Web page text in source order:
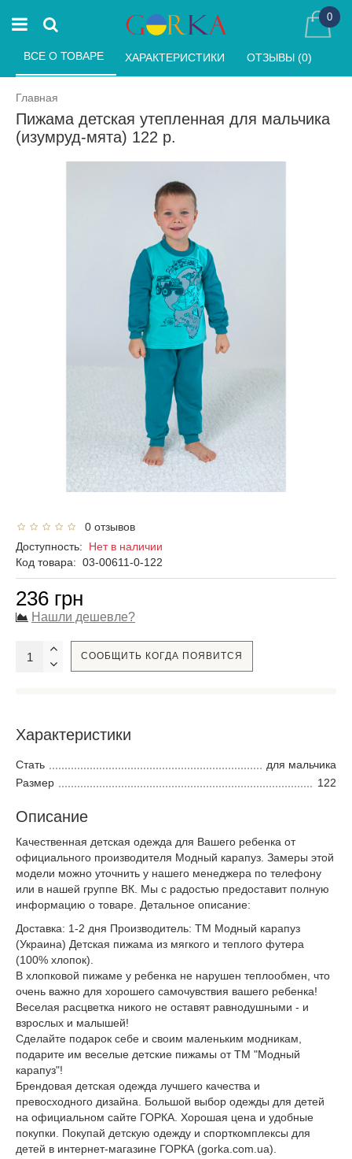
0
Главная
Пижама детская утепленная для мальчика
(изумруд-мята) 122 р.
ВСЕ О ТОВАРЕ ХАРАКТЕРИСТИКИ ОТЗЫВЫ (0)
0 отзывов
Доступность: Нет в наличии
Код товара: 03-00611-0-122
236 грн
Нашли дешевле?
СООБЩИТЬ КОГДА ПОЯВИТСЯ
Характеристики
Стать
для мальчика
Размер
122
Описание
Качественная детская одежда для Вашего ребенка от
официального производителя Модный карапуз. Замеры этой
модели можно уточнить у нашего менеджера по телефону
или в нашей группе ВК. Мы с радостью предоставит полную
информацию о товаре. Детальное описание:
Доставка: 1-2 дня Производитель: ТМ Модный карапуз
(Украина) Детская пижама из мягкого и теплого футера
(100% хлопок).
В хлопковой пижаме у ребенка не нарушен теплообмен, что
очень важно для хорошего самочувствия вашего ребенка!
Веселая расцветка никого не оставят равнодушными - и
взрослыx и малышей!
Сделайте подарок себе и своим маленьким модникам,
подарите им веселые детские пижамы от ТМ "Модный
карапуз"!
Брендовая детская одежда лучшего качества и
превосходного дизайна. Большой выбор одежды для детей
на официальном сайте ГОРКА. Хорошая цена и удобные
покупки. Покупай детскую одежду и спорткомплексы для
детей в интернет-магазине ГОРКА (gorka.com.ua).